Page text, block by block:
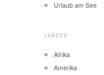
Urlaub am See
LÄNDER
Afrika
Amerika